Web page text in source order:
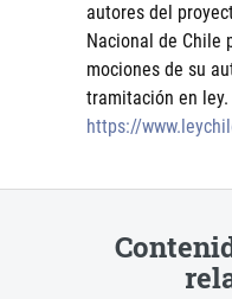
autores del
Nacional de Chile
mociones de su
tramitación en
https://